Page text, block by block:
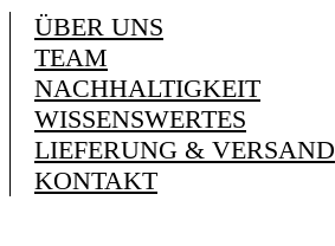
ÜBER UNS
TEAM
NACHHALTIGKEIT
WISSENSWERTES
LIEFERUNG & VERSAND
KONTAKT